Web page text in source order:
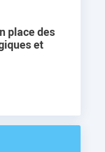
place des
et